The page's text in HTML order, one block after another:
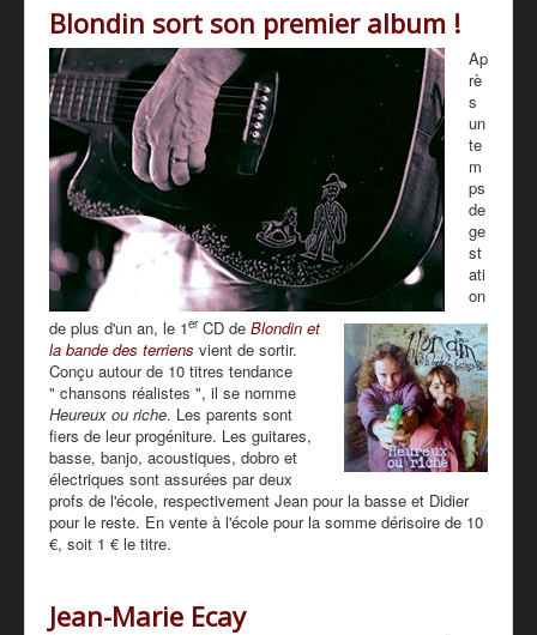
Blondin sort son premier album !
Ap
rè
s
un
te
m
ps
de
ge
st
ati
on
de plus d'un an, le 1er CD de Blondin et
la bande des terriens vient de sortir.
Conçu autour de 10 titres tendance
" chansons réalistes ", il se nomme
Heureux ou riche. Les parents sont
fiers de leur progéniture. Les guitares,
basse, banjo, acoustiques, dobro et
électriques sont assurées par deux
profs de l'école, respectivement Jean pour la basse et Didier
pour le reste. En vente à l'école pour la somme dérisoire de 10
€, soit 1 € le titre.
Jean-Marie Ecay